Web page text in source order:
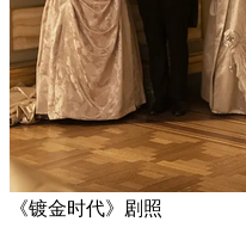
《镀金时代》剧照